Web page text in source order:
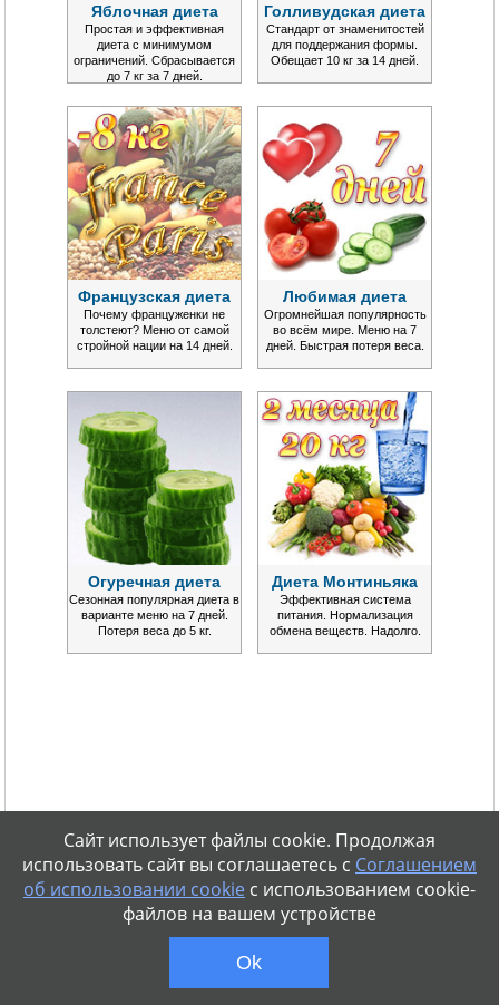
Яблочная диета
Простая и эффективная
диета с минимумом
ограничений. Сбрасывается
до 7 кг за 7 дней.
Голливудская диета
Стандарт от знаменитостей
для поддержания формы.
Обещает 10 кг за 14 дней.
Французская диета
Почему француженки не
толстеют? Меню от самой
стройной нации на 14 дней.
Любимая диета
Огромнейшая популярность
во всём мире. Меню на 7
дней. Быстрая потеря веса.
Огуречная диета
Сезонная популярная диета в
варианте меню на 7 дней.
Потеря веса до 5 кг.
Диета Монтиньяка
Эффективная система
питания. Нормализация
обмена веществ. Надолго.
Сайт использует файлы cookie. Продолжая
использовать сайт вы соглашаетесь с Соглашением
об использовании cookieс использованием cookie-
файлов на вашем устройстве
Ok